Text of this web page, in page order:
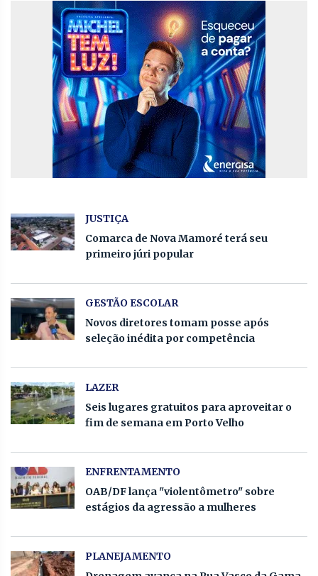
JUSTIÇA
Comarca de Nova Mamoré terá seu
primeiro júri popular
GESTÃO ESCOLAR
Novos diretores tomam posse após
seleção inédita por competência
LAZER
Seis lugares gratuitos para aproveitar o
fim de semana em Porto Velho
ENFRENTAMENTO
OAB/DF lança "violentômetro" sobre
estágios da agressão a mulheres
PLANEJAMENTO